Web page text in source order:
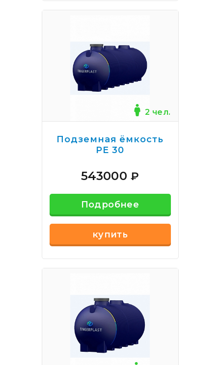
2 чел.
Подземная ёмкость
РЕ 30
543000₽
Подробнее
купить